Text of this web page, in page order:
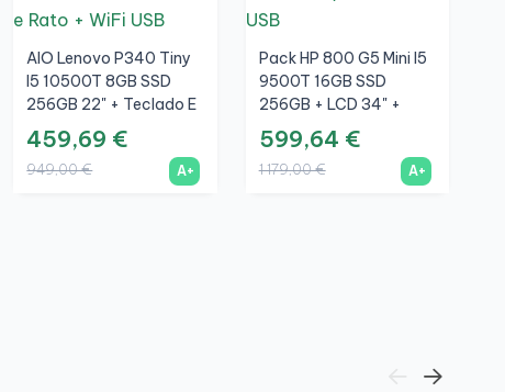
AIO Lenovo P340 Tiny
I5 10500T 8GB SSD
256GB 22" + Teclado E
Rato Sem Fios + WiFi
459,69 €
949,00 € A+
Pack HP 800 G5 Mini I5
9500T 16GB SSD
256GB + LCD 34" +
Teclado E Rato Sem
Fios + WiFi
599,64 €
1 179,00 € A+